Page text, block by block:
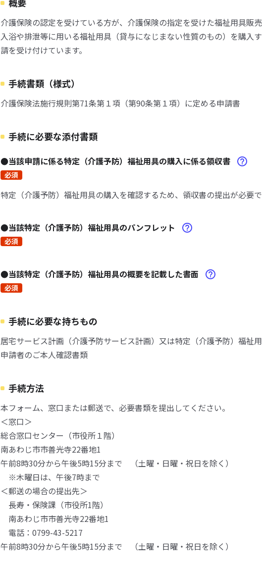
介護保険の認定を受けている方が、介護保険の指定を受けた福祉用具販売
入浴や排泄等に用いる福祉用具（貸与になじまない性質のもの）を購入
請を受け付けています。
手続書類（様式）
介護保険法施行規則第71条第１項（第90条第１項）に定める申請書
手続に必要な添付書類
●当該申請に係る特定（介護予防）福祉用具の購入に係る領収書
必須
特定（介護予防）福祉用具の購入を確認するため、領収書の提出が必要で
●当該特定（介護予防）福祉用具のパンフレット
必須
●当該特定（介護予防）福祉用具の概要を記載した書面
必須
手続に必要な持ちもの
居宅サービス計画（介護予防サービス計画）又は特定（介護予防）福祉
申請者のご本人確認書類
手続方法
本フォーム、窓口または郵送で、必要書類を提出してください。
＜窓口＞
総合窓口センター（市役所１階）
南あわじ市市善光寺22番地1
午前8時30分から午後5時15分まで （土曜・日曜・祝日を除く）
※木曜日は、午後7時まで
＜郵送の場合の提出先＞
長寿・保険課（市役所1階）
南あわじ市市善光寺22番地1
電話：0799-43-5217
午前8時30分から午後5時15分まで （土曜・日曜・祝日を除く）